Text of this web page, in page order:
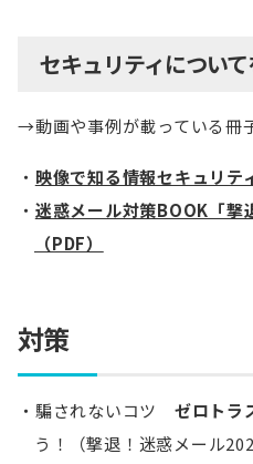
セキュリティについ
→動画や事例が載っている冊
映像で知る情報セキュリテ
迷惑メール対策BOOK「撃
（PDF）
対策
騙されないコツ ゼロトラ
う！（撃退！迷惑メール